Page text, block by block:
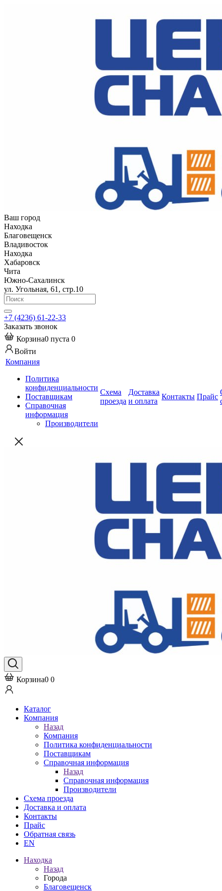
Ваш город
Находка
Благовещенск
Владивосток
Находка
Хабаровск
Чита
Южно-Сахалинск
ул. Угольная, 61, стр.10
+7 (4236) 61-22-33
Заказать звонок
Корзина0 пуста 0
Войти
Компания
Политика
конфиденциальности
Поставщикам
Справочная
информация
Производители
Схема
проезда
Доставка
и оплата
Контакты Прайс
Корзина0 0
Каталог
Компания
Назад
Компания
Политика конфиденциальности
Поставщикам
Справочная информация
Назад
Справочная информация
Производители
Схема проезда
Доставка и оплата
Контакты
Прайс
Обратная связь
EN
Находка
Назад
Города
Благовещенск